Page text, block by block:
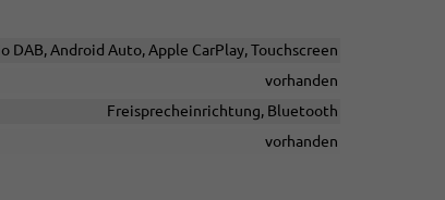
Android Auto, Apple CarPlay, Touchscreen
vorhanden
Freisprecheinrichtung, Bluetooth
vorhanden